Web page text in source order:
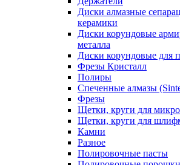
Диски алмазные
керамики
Диски корундовые
металла
Диски корундовые для
Фрезы Кристалл
Полиры
Спеченные алмазы
Фрезы
Щетки, круги для
Щетки, круги для
Камни
Разное
Полировочные пасты